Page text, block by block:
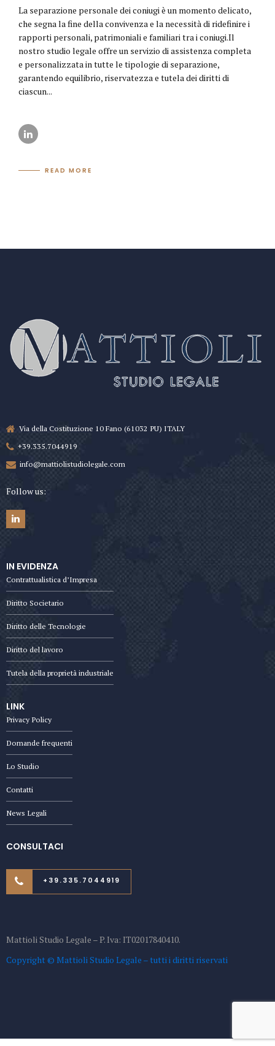
La separazione personale dei coniugi è un momento delicato,
che segna la fine della convivenza e la necessità di ridefinire i
rapporti personali, patrimoniali e familiari tra i coniugi.Il
nostro studio legale offre un servizio di assistenza completa
e personalizzata in tutte le tipologie di separazione,
garantendo equilibrio, riservatezza e tutela dei diritti di
ciascun...
READ MORE
Via della Costituzione 10 Fano (61032 PU) ITALY
+39.335.7044919
info@mattiolistudiolegale.com
Follow us:
IN EVIDENZA
Contrattualistica d’Impresa
Diritto Societario
Diritto delle Tecnologie
Diritto del lavoro
Tutela della proprietà industriale
LINK
Privacy Policy
Domande frequenti
Lo Studio
Contatti
News Legali
CONSULTACI
+39.335.7044919
Mattioli Studio Legale – P. Iva: IT02017840410.
Copyright © Mattioli Studio Legale – tutti i diritti riservati